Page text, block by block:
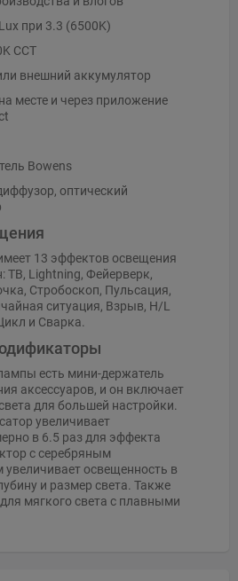
при 3.3 (6500K)
CCT
внешний аккумулятор
месте и через приложение
Bowens
оптический
13 эффектов освещения
ТВ, Lightning, Фейерверк,
Стробоскоп, Пульсация,
ситуация, Взрыв, H/L
и Сварка.
есть мини-держатель
аксессуаров, и он включает
для большей настройки.
увеличивает
в 6.5 раз для эффекта
с серебряным
освещенность в
и размер света. Также
мягкого света с плавными